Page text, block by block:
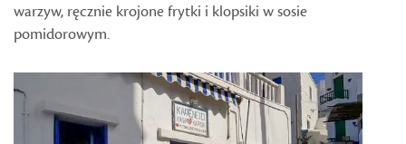
warzyw, ręcznie krojone frytki i klopsiki w sosie
pomidorowym.